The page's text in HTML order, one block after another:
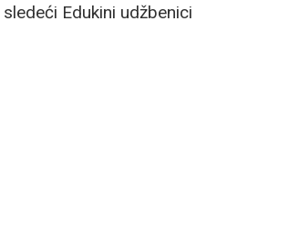
Edukini udžbenici